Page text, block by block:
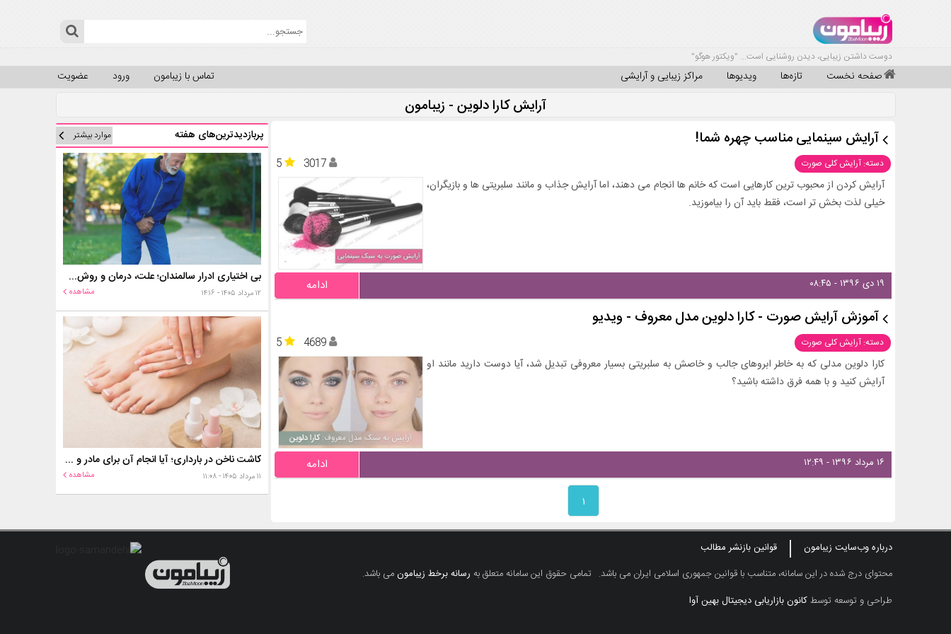
دوست داشتن زیبایی، دیدن روشنایی است... "ویکتور هوگو"
صفحه نخست تازه‌ها ویدیوها مراکز زیبایی و آرایشی عضویت ورود تماس با زیبامون
آرایش کارا دلوین - زیبامون
آرایش سینمایی مناسب چهره شما!
دسته: آرایش کلی صورت 5
3017
آرایش کردن از محبوب ترین کارهایی است که خانم ها انجام می دهند، اما آرایش جذاب و مانند سلبریتی ها و بازیگران،
خیلی لذت بخش تر است، فقط باید آن را بیاموزید.
۱۹ دی ۱۳۹۶ - ۰۸:۴۵ ادامه
آموزش آرایش صورت - کارا دلوین مدل معروف - ویدیو
دسته: آرایش کلی صورت 5
4689
کارا دلوین مدلی که به خاطر ابروهای جالب و خاصش به سلبریتی بسیار معروفی تبدیل شد، آیا دوست دارید مانند او
آرایش کنید و با همه فرق داشته باشید؟
۱۶ مرداد ۱۳۹۶ - ۱۲:۴۹ ادامه
۱
پربازدیدترین‌های هفته موارد بیشتر
بی اختیاری ادرار سالمندان؛ علت، درمان و روش‌های کنترل در منزل
۱۲ مرداد ۱۴۰۵ - ۱۴:۱۶ مشاهده
کاشت ناخن در بارداری؛ آیا انجام آن برای مادر و جنین خطر دارد؟
۱۱ مرداد ۱۴۰۵ - ۱۱:۰۸ مشاهده
درباره وب‌سایت زیبامون
قوانین بازنشر مطالب
محتوای درج شده در این سامانه، متناسب با قوانین جمهوری اسلامی ایران می باشد. تمامی حقوق این سامانه متعلق به رسانه برخط زیبامونمی باشد.
طراحی و توسعه توسطکانون بازاریابی دیجیتال بهین آوا